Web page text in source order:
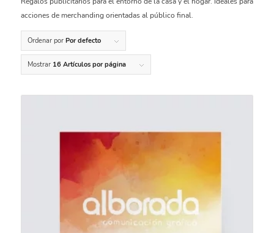
acciones de merchanding orientadas al público final.
Ordenar por Por defecto
Mostrar 16 Artículos por página